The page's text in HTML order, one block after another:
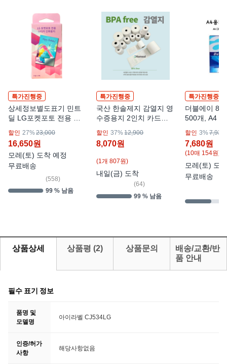
특가진행중
상세정보별도표기 민트
딜 LG포켓포토 전용 필
LG, 스티커인화지, 2"x3"
할인 27%23,000
16,650원
모레(토) 도착 예정
무료배송
(558)
99 % 남음
특가진행중
국산 한솔제지 감열지 영
수증용지 2인치 카드단
할인 37%12,900
8,070원
(1개 807원)
내일(금) 도착
(64)
99 % 남음
특가진행중
더블에이
500개, A4
할인 3%7,930
7,680원
(10매 154원)
모레(토) 도
무료배송
상품상세 상품평 (2) 상품문의
배송/교환/반
품 안내
필수 표기 정보
품명 및
모델명
아이라벨 CJ534LG
인증/허가
사항
해당사항없음